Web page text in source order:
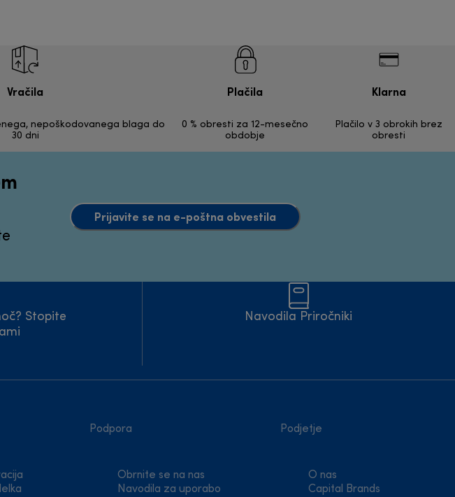
Vračila
nepoškodovanega blaga do
30 dni
Plačila
0 % obresti za 12-mesečno
obdobje
Klarna
Plačilo v 3 obrokih brez
obresti
Prijavite se na e-poštna obvestila
Stopite
Navodila Priročniki
Podpora
Obrnite se na nas
Navodila za uporabo
Podjetje
O nas
Capital Brands